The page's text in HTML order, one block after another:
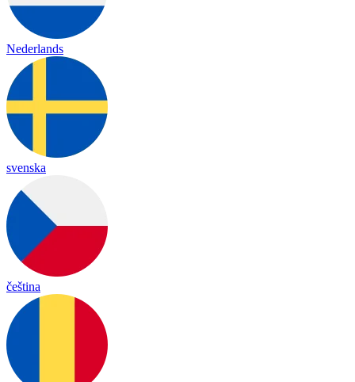
Nederlands
svenska
čeština